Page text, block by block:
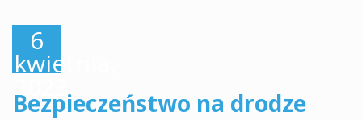
6
kwietnia,
2023
Bezpieczeństwo na drodze